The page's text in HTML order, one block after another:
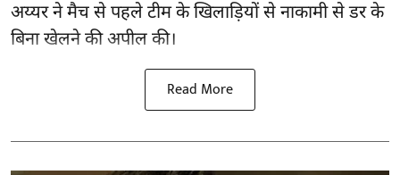
अय्यर ने मैच से पहले टीम के खिलाड़ियों से नाकामी से डर के
बिना खेलने की अपील की।
Read More